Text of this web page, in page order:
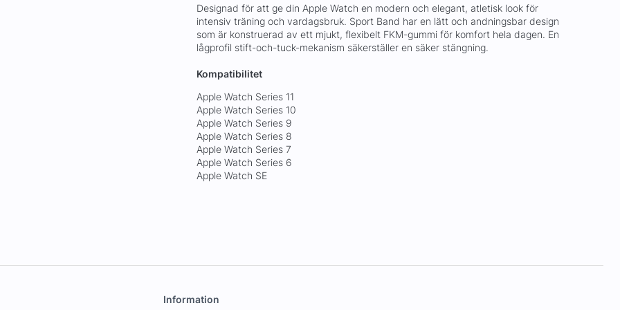
Designad för att ge din Apple Watch en modern och elegant, atletisk look för
intensiv träning och vardagsbruk. Sport Band har en lätt och andningsbar design
som är konstruerad av ett mjukt, flexibelt FKM-gummi för komfort hela dagen. En
lågprofil stift-och-tuck-mekanism säkerställer en säker stängning.
Kompatibilitet
Apple Watch Series 11
Apple Watch Series 10
Apple Watch Series 9
Apple Watch Series 8
Apple Watch Series 7
Apple Watch Series 6
Apple Watch SE
Information